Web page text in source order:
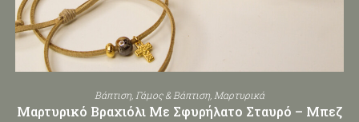
Βάπτιση,Γάμος & Βάπτιση,Μαρτυρικά
Μαρτυρικό Βραχιόλι Με Σφυρήλατο Σταυρό – Μπεζ